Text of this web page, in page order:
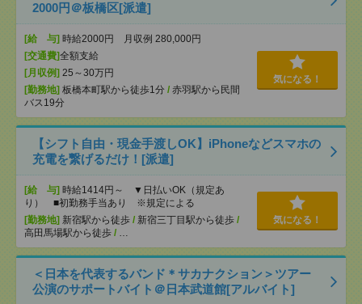
2000円＠板橋区[派遣]
[給 与] 時給2000円 月収例 280,000円
[交通費]全額支給
[月収例] 25～30万円
[勤務地] 板橋本町駅から徒歩1分 / 赤羽駅から民間
バス19分
気になる！
【シフト自由・現金手渡しOK】iPhoneなどスマホの
充電を繋げるだけ！[派遣]
[給 与] 時給1414円～ ▼日払いOK（規定あ
り） ■初勤務手当あり ※規定による
[勤務地] 新宿駅から徒歩 / 新宿三丁目駅から徒歩 /
高田馬場駅から徒歩 / …
気になる！
＜日本を代表するバンド＊サカナクション＞ツアー
公演のサポートバイト＠日本武道館[アルバイト]